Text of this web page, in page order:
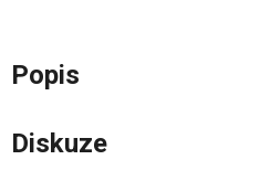
Popis
Diskuze